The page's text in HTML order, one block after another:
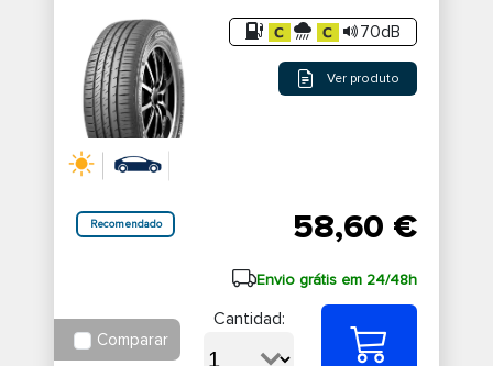
70dB
Ver produto
Recomendado 58,60 €
Envio grátis em 24/48h
Comparar
Cantidad: